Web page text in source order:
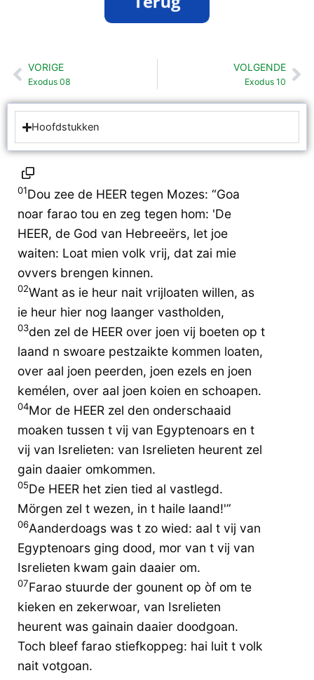
Vorige
VORIGE
Exodus 08
VOLGENDE
Exodus 10
Hoofdstukken
01Dou zee de HEER tegen Mozes: “Goa
noar farao tou en zeg tegen hom: 'De
HEER, de God van Hebreeërs, let joe
waiten: Loat mien volk vrij, dat zai mie
ovvers brengen kinnen.
02Want as ie heur nait vrijloaten willen, as
ie heur hier nog laanger vastholden,
03den zel de HEER over joen vij boeten op t
laand n swoare pestzaikte kommen loaten,
over aal joen peerden, joen ezels en joen
kemélen, over aal joen koien en schoapen.
04Mor de HEER zel den onderschaaid
moaken tussen t vij van Egyptenoars en t
vij van Isrelieten: van Isrelieten heurent zel
gain daaier omkommen.
05De HEER het zien tied al vastlegd.
Mörgen zel t wezen, in t haile laand!'”
06Aanderdoags was t zo wied: aal t vij van
Egyptenoars ging dood, mor van t vij van
Isrelieten kwam gain daaier om.
07Farao stuurde der gounent op òf om te
kieken en zekerwoar, van Isrelieten
heurent was gainain daaier doodgoan.
Toch bleef farao stiefkoppeg: hai luit t volk
nait votgoan.